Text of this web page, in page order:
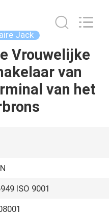
Jack
Vrouwelijke
van
van het
ISO 9001